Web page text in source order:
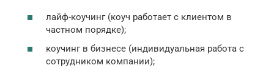
лайф-коучинг (коуч работает с клиентом в
частном порядке);
коучинг в бизнесе (индивидуальная работа с
сотрудником компании);